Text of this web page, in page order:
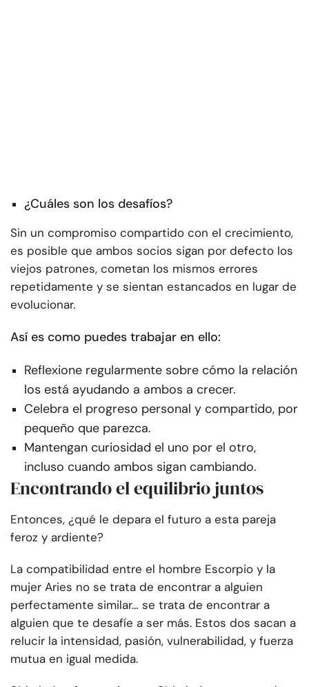
¿Cuáles son los desafíos?
Sin un compromiso compartido con el crecimiento,
es posible que ambos socios sigan por defecto los
viejos patrones, cometan los mismos errores
repetidamente y se sientan estancados en lugar de
evolucionar.
Así es como puedes trabajar en ello:
Reflexione regularmente sobre cómo la relación
los está ayudando a ambos a crecer.
Celebra el progreso personal y compartido, por
pequeño que parezca.
Mantengan curiosidad el uno por el otro,
incluso cuando ambos sigan cambiando.
Encontrando el equilibrio juntos
Entonces, ¿qué le depara el futuro a esta pareja
feroz y ardiente?
La compatibilidad entre el hombre Escorpio y la
mujer Aries no se trata de encontrar a alguien
perfectamente similar… se trata de encontrar a
alguien que te desafíe a ser más. Estos dos sacan a
relucir la intensidad, pasión, vulnerabilidad, y fuerza
mutua en igual medida.